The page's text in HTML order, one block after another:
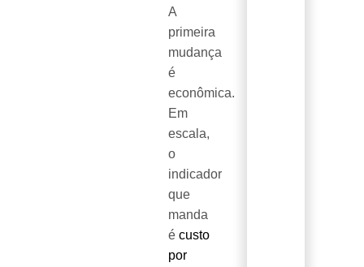
A
primeira
mudança
é
econômica.
Em
escala,
o
indicador
que
manda
é custo
por